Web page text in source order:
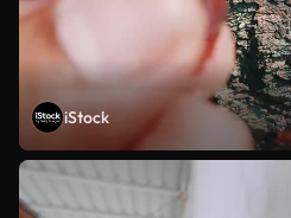
iStock